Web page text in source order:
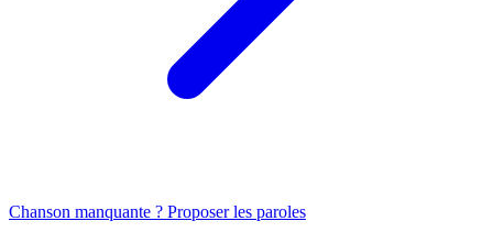
Chanson manquante ? Proposer les paroles